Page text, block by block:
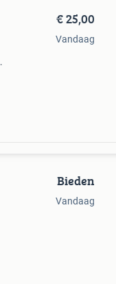
€ 25,00
Vandaag
Bieden
Vandaag